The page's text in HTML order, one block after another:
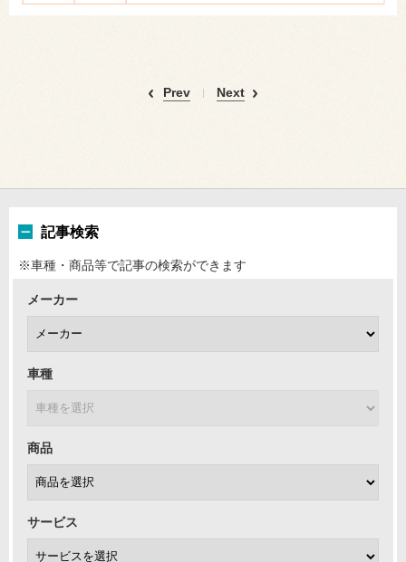
Prev Next
記事検索
※車種・商品等で記事の検索ができます
メーカー
車種
商品
サービス